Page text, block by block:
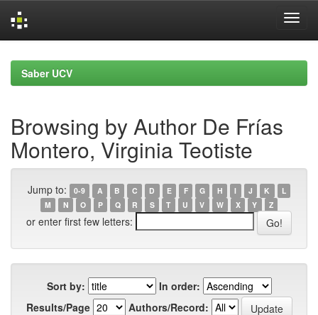
navigationSaber UCV
Browsing by Author De Frías
Montero, Virginia Teotiste
Jump to: 0-9 A B C D E F G H I J K
L
M
N O P Q R S T U V W X Y Z
or enter first few letters:
Sort by:
In order:
Results/Page
Authors/Record: